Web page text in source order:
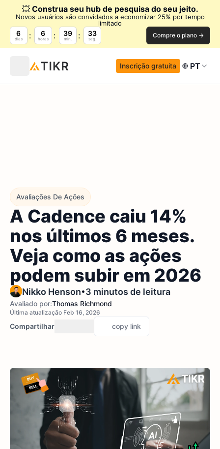
💥 Construa seu hub de pesquisa do seu jeito.
Novos usuários são convidados a economizar 25% por tempo
limitado
6
dias
6
horas
39
min.
32
seg. Compre o plano →
Inscrição gratuita PT
Avaliações De Ações
A Cadence caiu 14%
nos últimos 6 meses.
Veja como as ações
podem subir em 2026
Nikko Henson•3 minutos de leitura
Avaliado por:Thomas Richmond
Última atualização Feb 16, 2026
Compartilhar copy link